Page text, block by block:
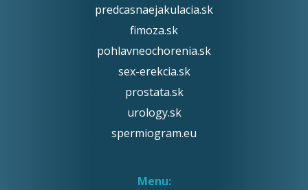
predcasnaejakulacia.sk
fimoza.sk
pohlavneochorenia.sk
sex-erekcia.sk
prostata.sk
urology.sk
spermiogram.eu
Menu: